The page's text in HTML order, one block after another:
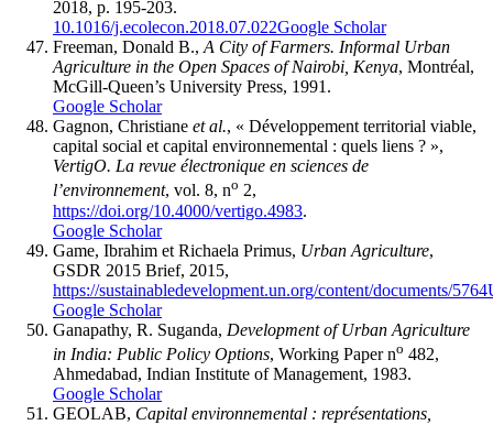
2018, p. 195-203.
10.1016/j.ecolecon.2018.07.022Google Scholar
Freeman, Donald B., A City of Farmers. Informal Urban
Agriculture in the Open Spaces of Nairobi, Kenya, Montréal,
McGill-Queen’s University Press, 1991.
Google Scholar
Gagnon, Christiane et al., « Développement territorial viable,
capital social et capital environnemental : quels liens ? »,
VertigO. La revue électronique en sciences de
l’environnement, vol. 8, no 2,
https://doi.org/10.4000/vertigo.4983.
Google Scholar
Game, Ibrahim et Richaela Primus, Urban Agriculture,
GSDR 2015 Brief, 2015,
https://sustainabledevelopment.un.org/content/documents/
Google Scholar
Ganapathy, R. Suganda, Development of Urban Agriculture
in India: Public Policy Options, Working Paper no 482,
Ahmedabad, Indian Institute of Management, 1983.
Google Scholar
GEOLAB, Capital environnemental : représentations,